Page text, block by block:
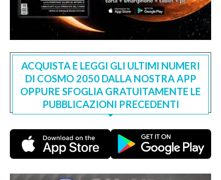
ACQUISTA E LEGGI GLI ULTIMI NUMERI
DI COSMO 2050 DALLA NOSTRA APP
OPPURE SFOGLIA GRATUITAMENTE LE
PUBBLICAZIONI PRECEDENTI